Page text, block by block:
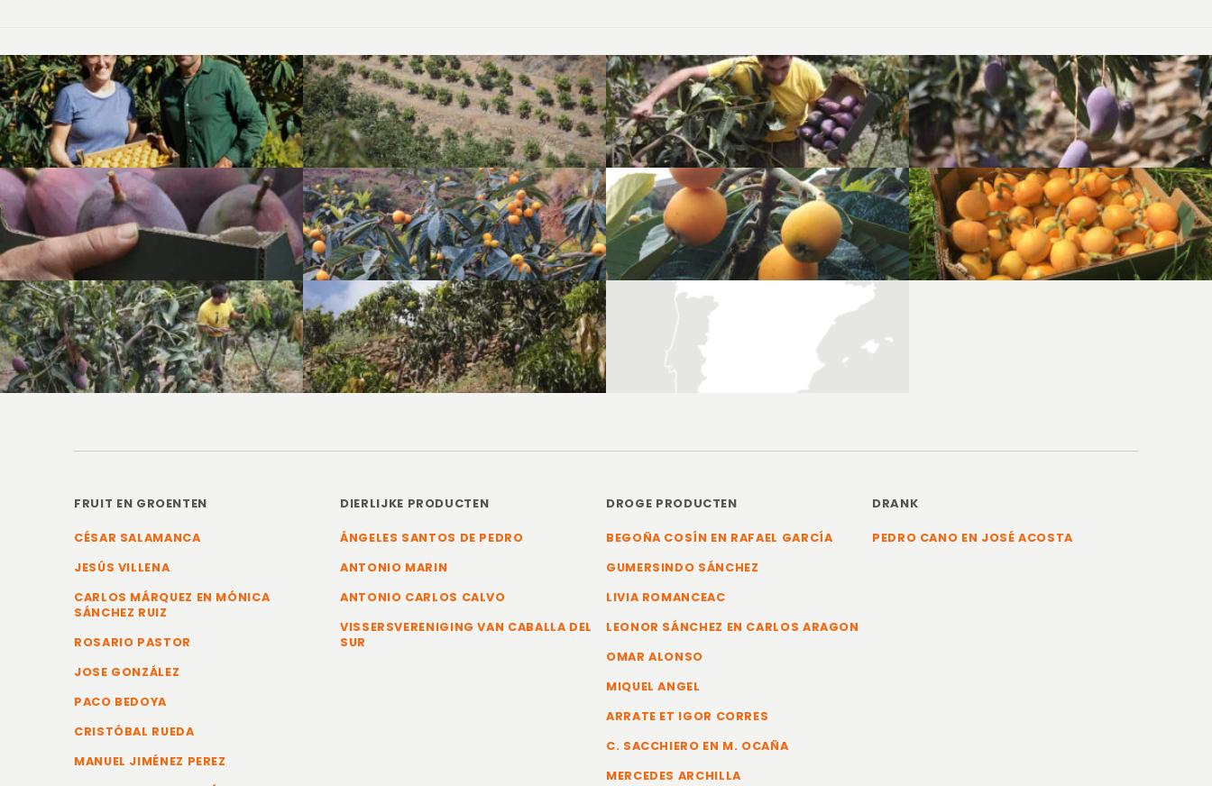
FRUIT EN GROENTEN
CÉSAR SALAMANCA
JESÚS VILLENA
CARLOS MÁRQUEZ EN MÓNICA
SÁNCHEZ RUIZ
ROSARIO PASTOR
JOSE GONZÁLEZ
PACO BEDOYA
CRISTÓBAL RUEDA
MANUEL JIMÉNEZ PEREZ
DIERLIJKE PRODUCTEN
ÁNGELES SANTOS DE PEDRO
ANTONIO MARIN
ANTONIO CARLOS CALVO
VISSERSVERENIGING VAN CABALLA DEL
SUR
DROGE PRODUCTEN
BEGOÑA COSÍN EN RAFAEL GARCÍA
GUMERSINDO SÁNCHEZ
LIVIA ROMANCEAC
LEONOR SÁNCHEZ EN CARLOS ARAGON
OMAR ALONSO
MIQUEL ANGEL
ARRATE ET IGOR CORRES
C. SACCHIERO EN M. OCAÑA
MERCEDES ARCHILLA
DRANK
PEDRO CANO EN JOSÉ ACOSTA